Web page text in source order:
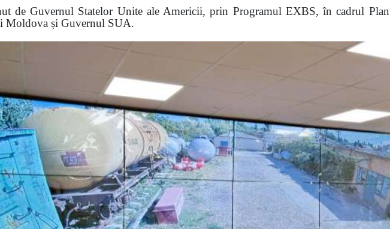
de Guvernul Statelor Unite ale Americii, prin Programul EXBS, în cadrul
Moldova și Guvernul SUA.